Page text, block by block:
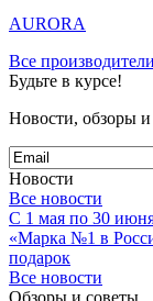
AURORA
Все производители
Будьте в курсе!
Новости, обзоры
Новости
Все новости
С 1 мая по 30
«Марка №1 в
подарок
Все новости
Обзоры и советы